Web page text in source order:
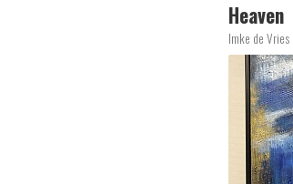
Imke de Vries
Heaven